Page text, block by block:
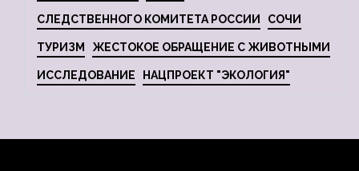
СЛЕДСТВЕННОГО КОМИТЕТА РОССИИ СОЧИ
ТУРИЗМ ЖЕСТОКОЕ ОБРАЩЕНИЕ С ЖИВОТНЫМИ
ИССЛЕДОВАНИЕ НАЦПРОЕКТ "ЭКОЛОГИЯ"